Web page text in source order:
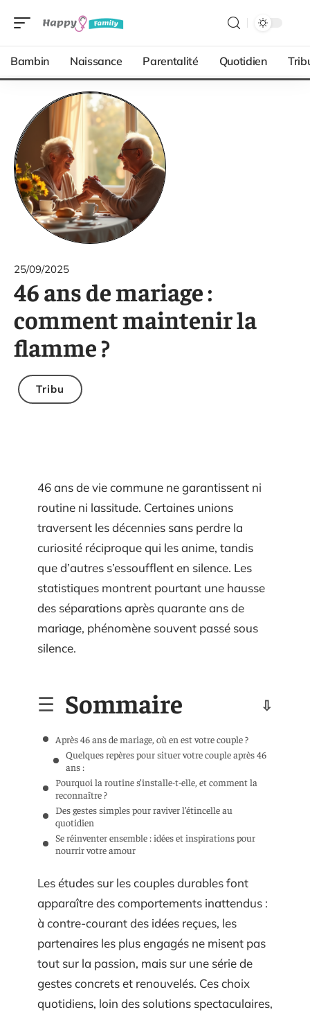
Bambin Naissance Parentalité Quotidien
25/09/2025
46 ans de mariage :
comment maintenir la
flamme ?
Tribu
46 ans de vie commune ne garantissent ni
routine ni lassitude. Certaines unions
traversent les décennies sans perdre la
curiosité réciproque qui les anime, tandis
que d’autres s’essoufflent en silence. Les
statistiques montrent pourtant une hausse
des séparations après quarante ans de
mariage, phénomène souvent passé sous
silence.
Sommaire
Après 46 ans de mariage, où en est votre couple ?
Quelques repères pour situer votre couple après 46
ans :
Pourquoi la routine s’installe-t-elle, et comment la
reconnaître ?
Des gestes simples pour raviver l’étincelle au
quotidien
Se réinventer ensemble : idées et inspirations pour
nourrir votre amour
Les études sur les couples durables font
apparaître des comportements inattendus :
à contre-courant des idées reçues, les
partenaires les plus engagés ne misent pas
tout sur la passion, mais sur une série de
gestes concrets et renouvelés. Ces choix
quotidiens, loin des solutions spectaculaires,